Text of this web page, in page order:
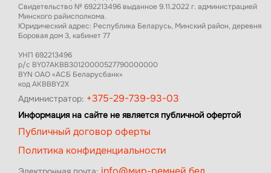
Свидетельство № 692213496 выданное 9.11.2022 г. администрацией
Минского райисполкома.
Юридический адрес: Республика Беларусь, Минский район, деревня
Боровая дом 3, кабинет 77
УНП 692213496
р/с BY07AKBB30120000527790000000
BYN ОАО «АСБ Беларусбанк»
код AKBBBY2X
Администратор: +375-29-739-93-03
Информация на сайте не является публичной офертой
Публичный договор оферты
Политика конфиденциальности